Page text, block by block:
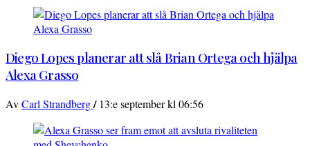
Diego Lopes planerar att slå Brian Ortega och hjälpa
Alexa Grasso
AvCarl Strandberg/ 13:e september kl 06:56